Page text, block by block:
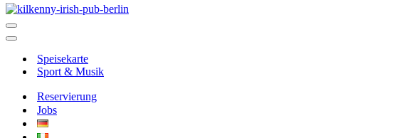
Navigationsmenü
Navigationsmenü
Speisekarte
Sport & Musik
Reservierung
Jobs